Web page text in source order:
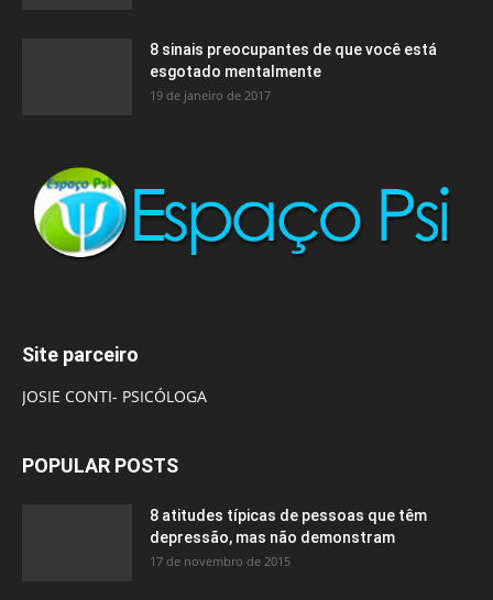
8 sinais preocupantes de que você está
esgotado mentalmente
19 de janeiro de 2017
Site parceiro
JOSIE CONTI- PSICÓLOGA
POPULAR POSTS
8 atitudes típicas de pessoas que têm
depressão, mas não demonstram
17 de novembro de 2015